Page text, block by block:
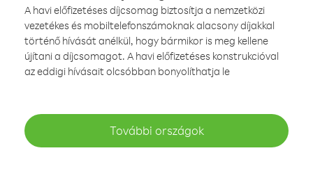
A havi előfizetéses díjcsomag biztosítja a nemzetközi
vezetékes és mobiltelefonszámoknak alacsony díjakkal
történő hívását anélkül, hogy bármikor is meg kellene
újítani a díjcsomagot. A havi előfizetéses konstrukcióval
az eddigi hívásait olcsóbban bonyolíthatja le
További országok